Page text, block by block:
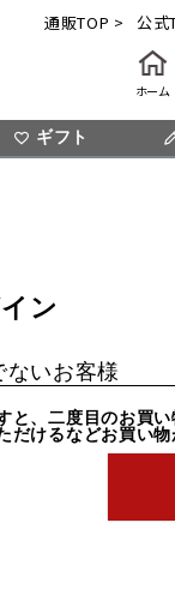
通販TOP > 公式
ホーム
ギフト
ン
ないお客様
と、二度目のお買い
だけるなどお買い物